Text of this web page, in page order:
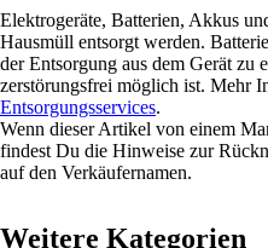
Elektrogeräte, Batterien, Akkus
Hausmüll entsorgt werden.
der Entsorgung aus dem Gerät zu
zerstörungsfrei möglich ist. Mehr
Entsorgungsservices.
Wenn dieser Artikel von einem
findest Du die Hinweise zur
auf den Verkäufernamen.
Weitere Kategorien